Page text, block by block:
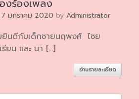
งร้องเพลง
7 มกราคม 2020 by Administrator
ยินดีกับเด็กชายนฤพงศ์ ไชย
ยน และ นา […]
อ่านรายละเอียด